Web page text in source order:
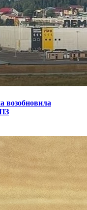
возобновила